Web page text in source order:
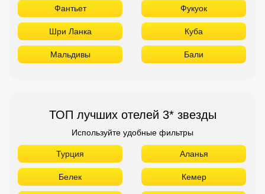
Фантьет Фукуок
Шри Ланка Куба
Мальдивы Бали
ТОП лучших отелей 3* звезды
Используйте удобные фильтры
Турция Аланья
Белек Кемер